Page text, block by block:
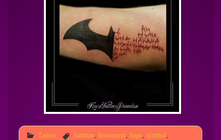
Tattoo batman bovenarm logo, symbol